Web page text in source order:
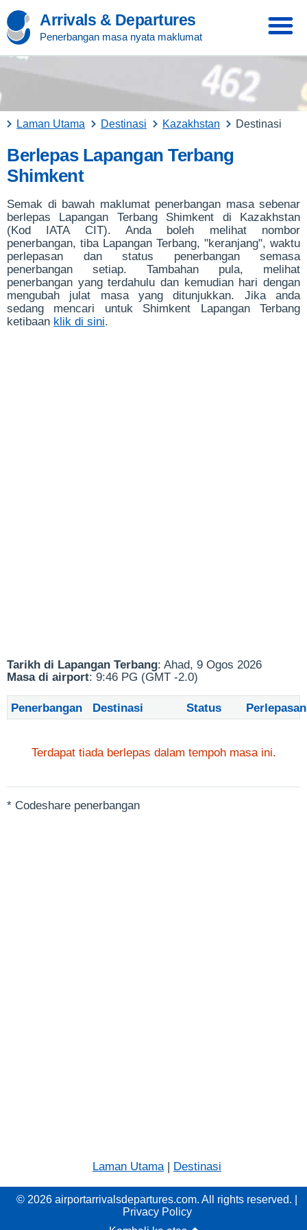
Arrivals & Departures
Penerbangan masa nyata maklumat
Laman Utama Destinasi Kazakhstan Destinasi
Berlepas Lapangan Terbang
Shimkent
Semak di bawah maklumat penerbangan masa sebenar
berlepas Lapangan Terbang Shimkent di Kazakhstan
(Kod IATA CIT). Anda boleh melihat nombor
penerbangan, tiba Lapangan Terbang, "keranjang", waktu
perlepasan dan status penerbangan semasa
penerbangan setiap. Tambahan pula, melihat
penerbangan yang terdahulu dan kemudian hari dengan
mengubah julat masa yang ditunjukkan. Jika anda
sedang mencari untuk Shimkent Lapangan Terbang
ketibaan klik di sini.
Tarikh di Lapangan Terbang: Ahad, 9 Ogos 2026
Masa di airport: 9:46 PG (GMT -2.0)
Penerbangan Destinasi Status Perlepasan
Terdapat tiada berlepas dalam tempoh masa ini.
* Codeshare penerbangan
Laman Utama| Destinasi
© 2026 airportarrivalsdepartures.com. All rights reserved. |
Privacy Policy